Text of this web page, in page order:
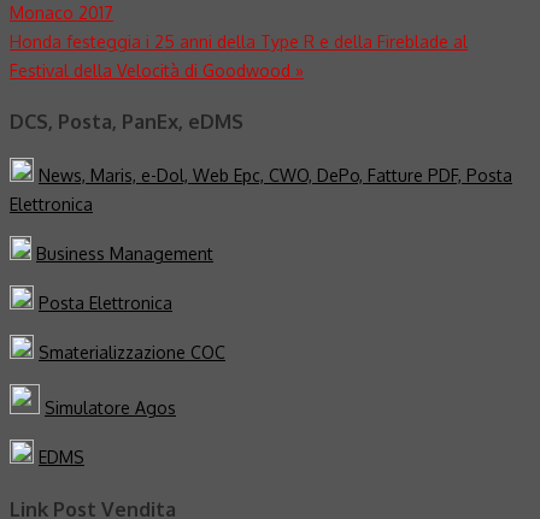
Monaco 2017
Honda festeggia i 25 anni della Type R e della Fireblade al
Festival della Velocità di Goodwood »
DCS, Posta, PanEx, eDMS
News, Maris, e-Dol, Web Epc, CWO, DePo, Fatture PDF, Posta
Elettronica
Business Management
Posta Elettronica
Smaterializzazione COC
Simulatore Agos
EDMS
Link Post Vendita